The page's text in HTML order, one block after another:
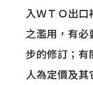
入ＷＴＯ出口
之濫用，有必
步的修訂；有
人為定價及其